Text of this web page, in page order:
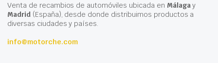
Venta de recambios de automóviles ubicada en Málagay
Madrid(España), desde donde distribuimos productos a
diversas ciudades y países.
info@motorche.com